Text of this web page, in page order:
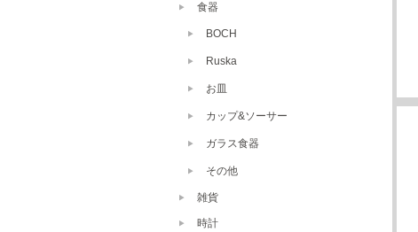
食器
BOCH
Ruska
お皿
カップ&ソーサー
ガラス食器
その他
雑貨
時計